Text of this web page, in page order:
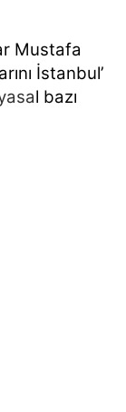
Mustafa
İstanbul’
l bazı